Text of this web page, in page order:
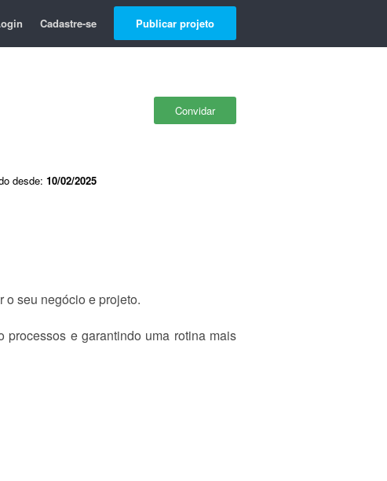
Cadastre-se Publicar projeto
Convidar
desde: 10/02/2025
o seu negócio e projeto.
processos e garantindo uma rotina mais